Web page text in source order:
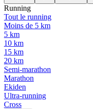
Running
Tout le running
Moins de 5 km
5 km
10 km
15 km
20 km
Semi-marathon
Marathon
Ekiden
Ultra-running
Cross